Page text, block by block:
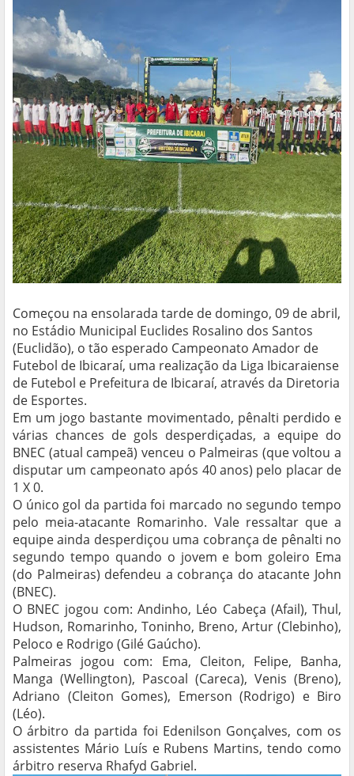
Começou na ensolarada tarde de domingo, 09 de abril,
no Estádio Municipal Euclides Rosalino dos Santos
(Euclidão), o tão esperado Campeonato Amador de
Futebol de Ibicaraí, uma realização da Liga Ibicaraiense
de Futebol e Prefeitura de Ibicaraí, através da Diretoria
de Esportes.
Em um jogo bastante movimentado, pênalti perdido e
várias chances de gols desperdiçadas, a equipe do
BNEC (atual campeã) venceu o Palmeiras (que voltou a
disputar um campeonato após 40 anos) pelo placar de
1 X 0.
O único gol da partida foi marcado no segundo tempo
pelo meia-atacante Romarinho. Vale ressaltar que a
equipe ainda desperdiçou uma cobrança de pênalti no
segundo tempo quando o jovem e bom goleiro Ema
(do Palmeiras) defendeu a cobrança do atacante John
(BNEC).
O BNEC jogou com: Andinho, Léo Cabeça (Afail), Thul,
Hudson, Romarinho, Toninho, Breno, Artur (Clebinho),
Peloco e Rodrigo (Gilé Gaúcho).
Palmeiras jogou com: Ema, Cleiton, Felipe, Banha,
Manga (Wellington), Pascoal (Careca), Venis (Breno),
Adriano (Cleiton Gomes), Emerson (Rodrigo) e Biro
(Léo).
O árbitro da partida foi Edenilson Gonçalves, com os
assistentes Mário Luís e Rubens Martins, tendo como
árbitro reserva Rhafyd Gabriel.